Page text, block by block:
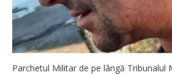
Parchetul Militar de pe lângă Tribunalul